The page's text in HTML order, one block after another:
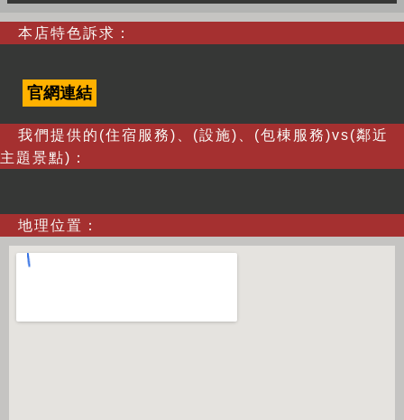
本店特色訴求：
官網連結
我們提供的(住宿服務)、(設施)、(包棟服務)vs(鄰近
主題景點)：
地理位置：